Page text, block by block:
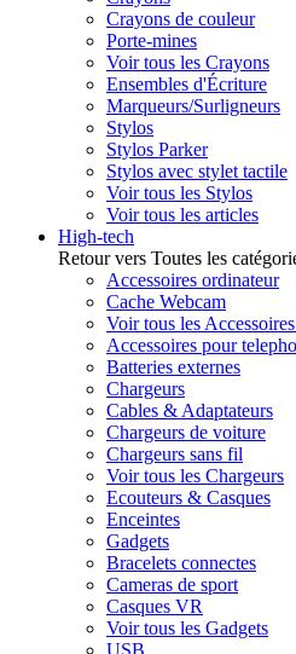
Crayons de couleur
Porte-mines
Voir tous les Crayons
Ensembles d'Écriture
Marqueurs/Surligneurs
Stylos
Stylos Parker
Stylos avec stylet tactile
Voir tous les Stylos
Voir tous les articles
High-tech
Retour vers Toutes les
Accessoires ordinateur
Cache Webcam
Voir tous les
Accessoires pour
Batteries externes
Chargeurs
Cables & Adaptateurs
Chargeurs de voiture
Chargeurs sans fil
Voir tous les Chargeurs
Ecouteurs & Casques
Enceintes
Gadgets
Bracelets connectes
Cameras de sport
Casques VR
Voir tous les Gadgets
USB